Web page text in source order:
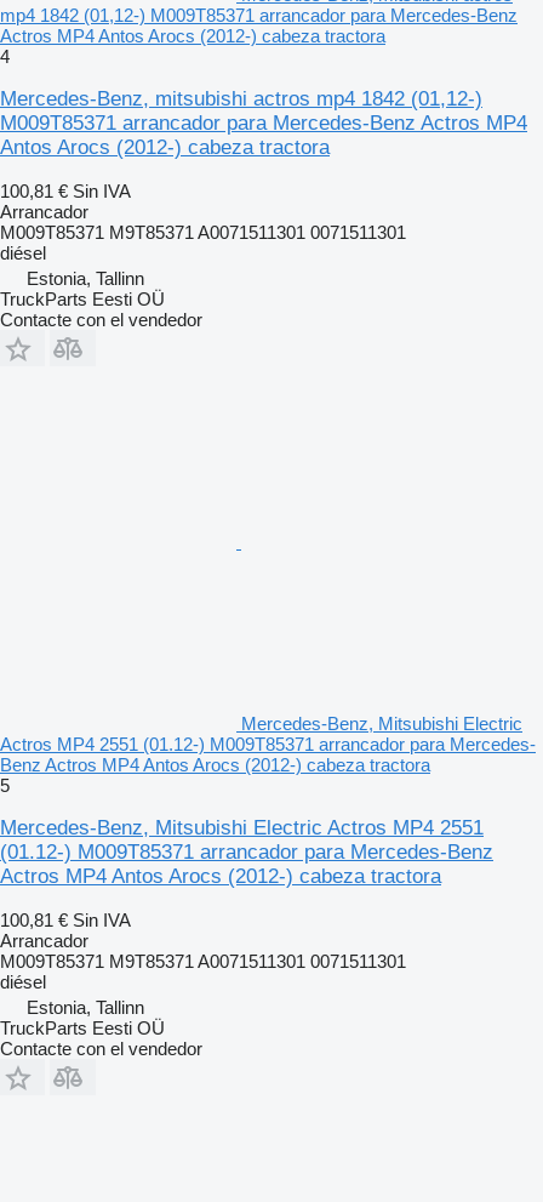
mp4 1842 (01,12-) M009T85371 arrancador para Mercedes-Benz
Actros MP4 Antos Arocs (2012-) cabeza tractora
4
Mercedes-Benz, mitsubishi actros mp4 1842 (01,12-)
M009T85371 arrancador para Mercedes-Benz Actros MP4
Antos Arocs (2012-) cabeza tractora
100,81 € Sin IVA
Arrancador
M009T85371 M9T85371 A0071511301 0071511301
diésel
Estonia, Tallinn
TruckParts Eesti OÜ
Contacte con el vendedor
Mercedes-Benz, Mitsubishi Electric
Actros MP4 2551 (01.12-) M009T85371 arrancador para Mercedes-
Benz Actros MP4 Antos Arocs (2012-) cabeza tractora
5
Mercedes-Benz, Mitsubishi Electric Actros MP4 2551
(01.12-) M009T85371 arrancador para Mercedes-Benz
Actros MP4 Antos Arocs (2012-) cabeza tractora
100,81 € Sin IVA
Arrancador
M009T85371 M9T85371 A0071511301 0071511301
diésel
Estonia, Tallinn
TruckParts Eesti OÜ
Contacte con el vendedor